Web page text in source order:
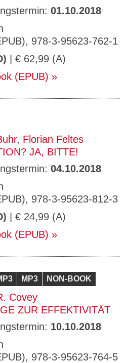
01.10.2018
978-3-95623-762-1
| € 62,99 (A)
(EPUB)
, Florian Feltes
JA, BITTE!
04.10.2018
978-3-95623-812-3
| € 24,99 (A)
(EPUB)
MP3 NON-BOOK
Covey
ZUR EFFEKTIVITÄT
10.10.2018
978-3-95623-764-5